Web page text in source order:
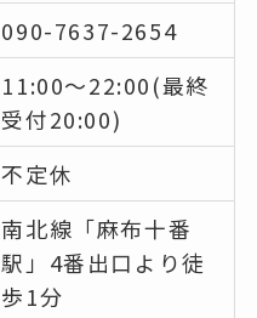
090-7637-2654
11:00～22:00(最終
受付20:00)
不定休
南北線「麻布十番
駅」4番出口より徒
歩1分